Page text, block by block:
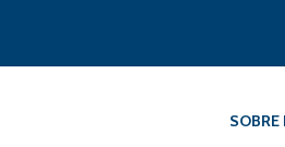
SOBRE